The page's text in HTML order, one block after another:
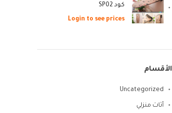
كود SP02
Login to see prices
الأقسام
Uncategorized
أثاث منزلي